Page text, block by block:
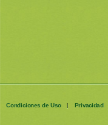
Condiciones de Uso | Privacidad